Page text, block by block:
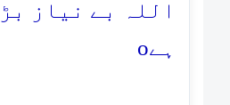
اللہ بے نیاز
ہےo